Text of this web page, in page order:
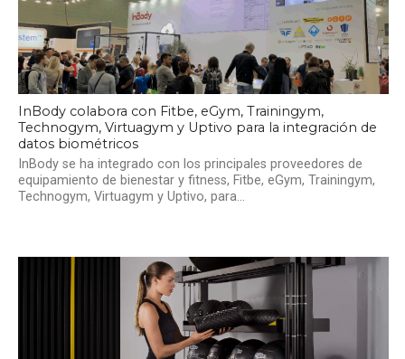
InBody colabora con Fitbe, eGym, Trainingym,
Technogym, Virtuagym y Uptivo para la integración de
datos biométricos
InBody se ha integrado con los principales proveedores de
equipamiento de bienestar y fitness, Fitbe, eGym, Trainingym,
Technogym, Virtuagym y Uptivo, para...